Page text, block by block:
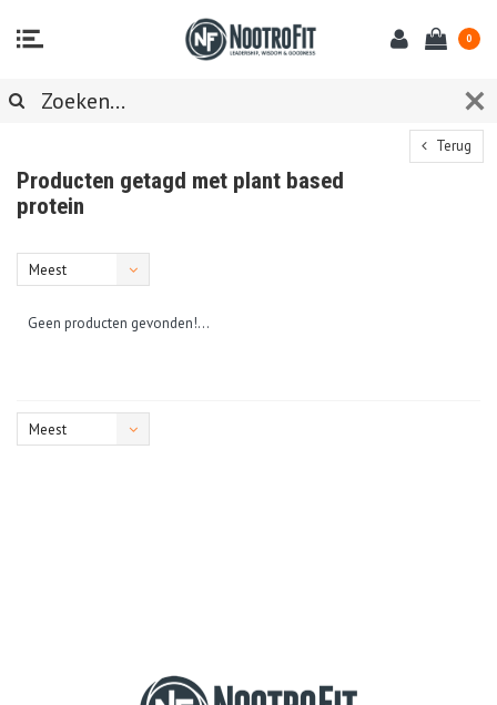
0
Terug
Producten getagd met plant based
protein
Meest
Geen producten gevonden!...
Meest